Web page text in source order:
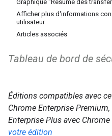
Graphique "Résumé des
Afficher plus d'informations
utilisateur
Articles associés
Tableau de bord de
Éditions compatibles avec
Chrome Enterprise Premium,
Enterprise Plus avec
votre édition